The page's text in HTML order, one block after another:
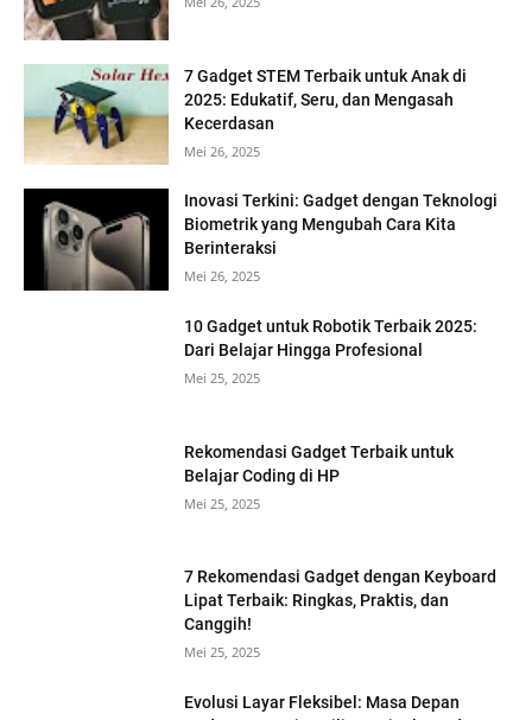
7 Gadget STEM Terbaik untuk Anak di
2025: Edukatif, Seru, dan Mengasah
Kecerdasan
Mei 26, 2025
Inovasi Terkini: Gadget dengan Teknologi
Biometrik yang Mengubah Cara Kita
Berinteraksi
Mei 26, 2025
10 Gadget untuk Robotik Terbaik 2025:
Dari Belajar Hingga Profesional
Mei 25, 2025
Rekomendasi Gadget Terbaik untuk
Belajar Coding di HP
Mei 25, 2025
7 Rekomendasi Gadget dengan Keyboard
Lipat Terbaik: Ringkas, Praktis, dan
Canggih!
Mei 25, 2025
Evolusi Layar Fleksibel: Masa Depan